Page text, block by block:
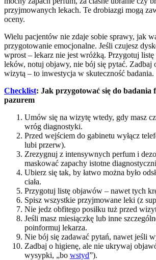
przyjmowanych lekach. Te drobiazgi mogą
oceny.
Wielu pacjentów nie zdaje sobie sprawy, jak
przygotowanie emocjonalne. Jeśli czujesz
wprost – lekarz nie jest wróżką. Przygotuj
leków, notuj objawy, nie bój się pytać. Zadbaj
wizytą – to inwestycja w skuteczność badania.
Checklist: Jak przygotować się do badania
pazurem
Umów się na wizytę wtedy, gdy masz
wróg diagnostyki.
Przed wejściem do gabinetu wyłącz
lubi przerw).
Zrezygnuj z intensywnych perfum i
maskować zapachy istotne
Ubierz się tak, by łatwo można było
ciała.
Przygotuj listę objawów – nawet tych
Spisz wszystkie przyjmowane leki (z
Nie jedz obfitego posiłku tuż przed
Jeśli masz miesiączkę lub inne
poinformuj lekarza.
Nie bój się zadawać pytań, nawet jeśli
Zadbaj o higienę, ale nie ukrywaj
wysypki, „bo wstyd”).